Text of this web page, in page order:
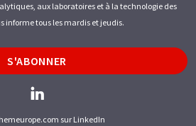
aux laboratoires et à la technologie des
informe tous les mardis et jeudis.
S'ABONNER
sur LinkedIn